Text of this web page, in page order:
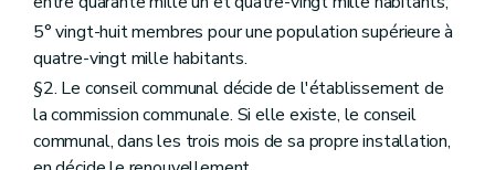
Art. 182
Chapitre IV ( Du Fonds d'aménagement opérationnel et du Fonds d'assainissement des sites d'activité économique à réhabiliter et des sites d'assainissement prioritaire des paysages
Art. 183
Art. 183bis
Chapitre V
Des dispositions financières
Art. 184
Livre III Dispositions relatives au patrimoine
5° vingt-huit membres pour une population supérieure à
quatre-vingt mille habitants.
§2. Le conseil communal décide de l'établissement de
la commission communale. Si elle existe, le conseil
communal, dans les trois mois de sa propre installation,